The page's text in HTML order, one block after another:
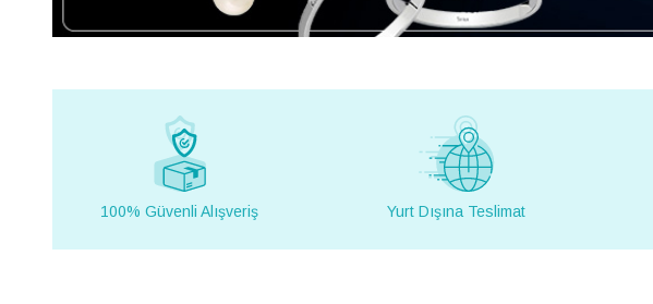
100% Güvenli Alışveriş Yurt Dışına Teslimat